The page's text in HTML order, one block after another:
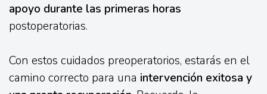
apoyo durante las primeras horas
postoperatorias.
Con estos cuidados preoperatorios, estarás en el
camino correcto para una intervención exitosa y